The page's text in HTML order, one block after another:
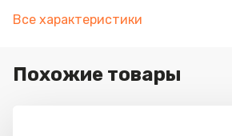
Все характеристики
Похожие товары